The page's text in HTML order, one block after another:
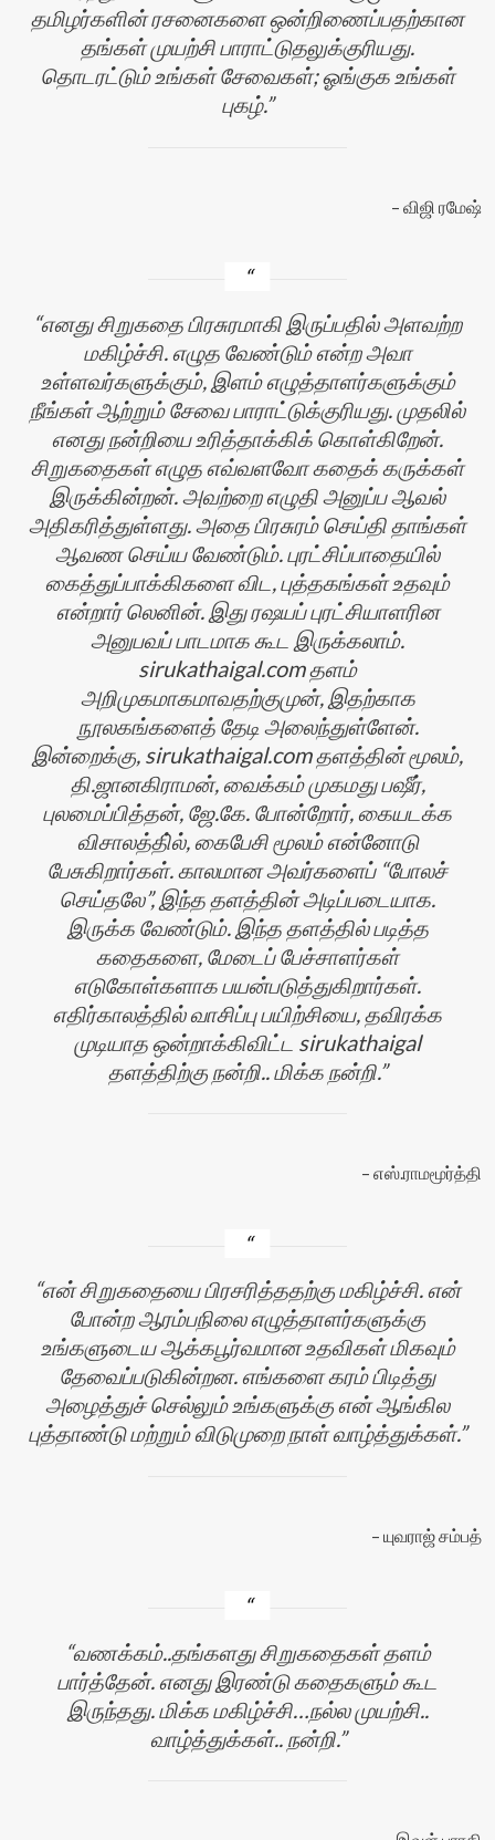
தமிழர்களின் ரசனைகளை ஒன்றிணைப்பதற்கான
தங்கள் முயற்சி பாராட்டுதலுக்குரியது.
தொடரட்டும் உங்கள் சேவைகள்; ஓங்குக உங்கள்
புகழ்.
விஜி ரமேஷ்
எனது சிறுகதை பிரசுரமாகி இருப்பதில் அளவற்ற
மகிழ்ச்சி. எழுத வேண்டும் என்ற அவா
உள்ளவர்களுக்கும், இளம் எழுத்தாளர்களுக்கும்
நீங்கள் ஆற்றும் சேவை பாராட்டுக்குரியது. முதலில்
எனது நன்றியை உரித்தாக்கிக் கொள்கிறேன்.
சிறுகதைகள் எழுத எவ்வளவோ கதைக் கருக்கள்
இருக்கின்றன். அவற்றை எழுதி அனுப்ப ஆவல்
அதிகரித்துள்ளது. அதை பிரசுரம் செய்தி தாங்கள்
ஆவண செய்ய வேண்டும். புரட்சிப்பாதையில்
கைத்துப்பாக்கிகளை விட, புத்தகங்கள் உதவும்
என்றார் லெனின். இது ரஷயப் புரட்சியாளரின
அனுபவப் பாடமாக கூட இருக்கலாம்.
sirukathaigal.com தளம்
அறிமுகமாகமாவதற்குமுன், இதற்காக
நூலகங்களைத் தேடி அலைந்துள்ளேன்.
இன்றைக்கு, sirukathaigal.com தளத்தின் மூலம்,
தி.ஜானகிராமன், வைக்கம் முகமது பஷீர்,
புலமைப்பித்தன், ஜே.கே. போன்றோர், கையடக்க
விசாலத்தி்ல், கைபேசி மூலம் என்னோடு
பேசுகிறார்கள். காலமான அவர்களைப் “போலச்
செய்தலே”, இந்த தளத்தின் அடிப்படையாக.
இருக்க வேண்டும். இந்த தளத்தில் படித்த
கதைகளை, மேடைப் பேச்சாளர்கள்
எடுகோள்களாக பயன்படுத்துகிறார்கள்.
எதிர்காலத்தில் வாசிப்பு பயிற்சியை, தவிரக்க
முடியாத ஒன்றாக்கிவிட்ட sirukathaigal
தளத்திற்கு நன்றி.. மிக்க நன்றி.
எஸ்.ராமமூர்த்தி
என் சிறுகதையை பிரசரித்ததற்கு மகிழ்ச்சி. என்
போன்ற ஆரம்பநிலை எழுத்தாளர்களுக்கு
உங்களுடைய ஆக்கபூர்வமான உதவிகள் மிகவும்
தேவைப்படுகின்றன. எங்களை கரம் பிடித்து
அழைத்துச் செல்லும் உங்களுக்கு என் ஆங்கில
புத்தாண்டு மற்றும் விடுமுறை நாள் வாழ்த்துக்கள்.
யுவராஜ் சம்பத்
வணக்கம்..தங்களது சிறுகதைகள் தளம்
பார்த்தேன். எனது இரண்டு கதைகளும் கூட
இருந்தது. மிக்க மகிழ்ச்சி…நல்ல முயற்சி..
வாழ்த்துக்கள்.. நன்றி.